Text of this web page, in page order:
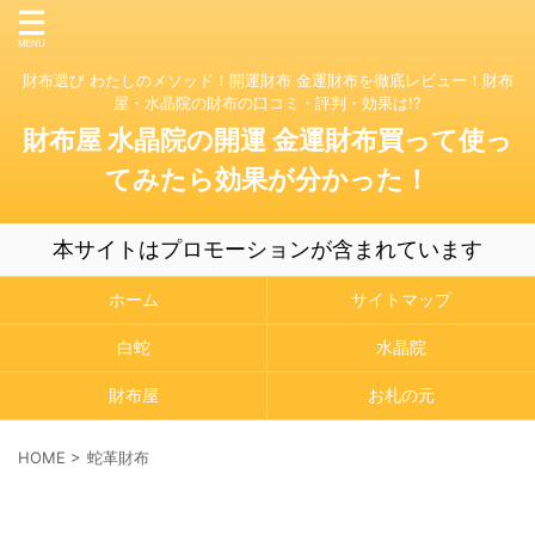
財布選び わたしのメソッド！開運財布 金運財布を徹底レビュー！財布
屋・水晶院の財布の口コミ・評判・効果は!?
財布屋 水晶院の開運 金運財布買って使っ
てみたら効果が分かった！
本サイトはプロモーションが含まれています
ホーム サイトマップ
白蛇 水晶院
財布屋 お札の元
HOME > 蛇革財布